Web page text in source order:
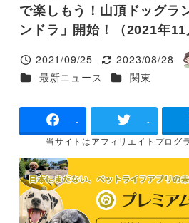
で楽しもう！山頂ドッグラ
ンドラ」開始！（2021年11
投稿日
2021/09/25
更新日
2023/08/28
カテゴリー
最新ニュース カテゴリー
関東
- -
当サイトはアフィリエイトプログ